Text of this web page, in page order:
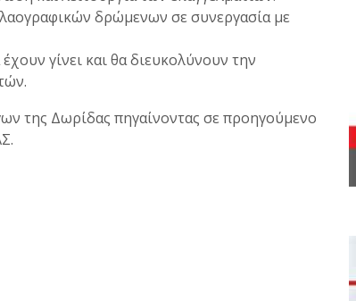
δρώμενων σε συνεργασία με
γίνει και θα διευκολύνουν την
της Δωρίδας πηγαίνοντας σε προηγούμενο